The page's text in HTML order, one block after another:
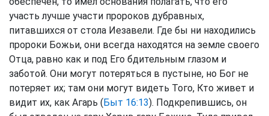
участь лучше участи пророков дубравных,
питавшихся от стола Иезавели. Где бы ни находились
пророки Божьи, они всегда находятся на земле своего
Отца, равно как и под Его бдительным глазом и
заботой. Они могут потеряться в пустыне, но Бог не
потеряет их; там они могут видеть Того, Кто живет и
видит их, как Агарь (Быт 16:13). Подкрепившись, он